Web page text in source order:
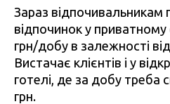
Зараз відпочивальникам
відпочинок у приватному
грн/добу в залежності
Вистачає клієнтів і у
готелі, де за добу треба
грн.